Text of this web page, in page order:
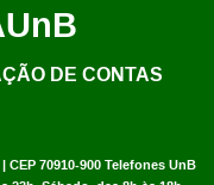
CEP 70910-900 Telefones UnB
UnB
DE CONTAS